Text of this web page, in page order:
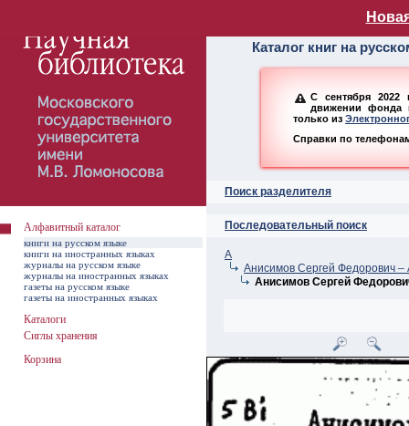
Алфавитный
Каталог книг на
С сентября 2022
движении фонда
только из
Справки по
Поиск разделителя
Последовательный поиск
А
Анисимов Сергей Федорович –
Анисимов Сергей
Алфавитный каталог
книги на русском языке
книги на иностранных языках
журналы на русском языке
журналы на иностранных языках
газеты на русском языке
газеты на иностранных языках
Каталоги
Сиглы хранения
Корзина